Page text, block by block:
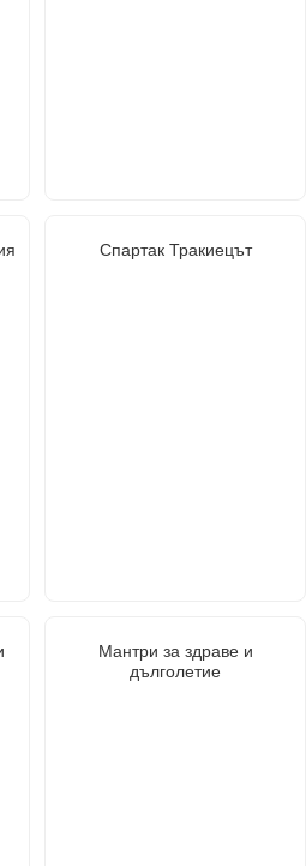
Спартак Тракиецът
Мантри за здраве и
дълголетие